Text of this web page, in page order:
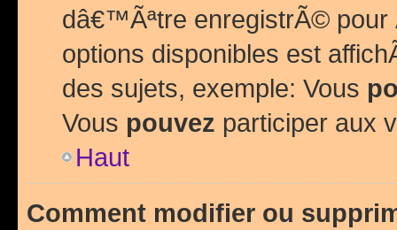
dâ€™Ãªtre enregistrÃ©
options disponibles est
des sujets, exemple: Vous
Vous pouvez participer aux
Haut
Comment modifier ou